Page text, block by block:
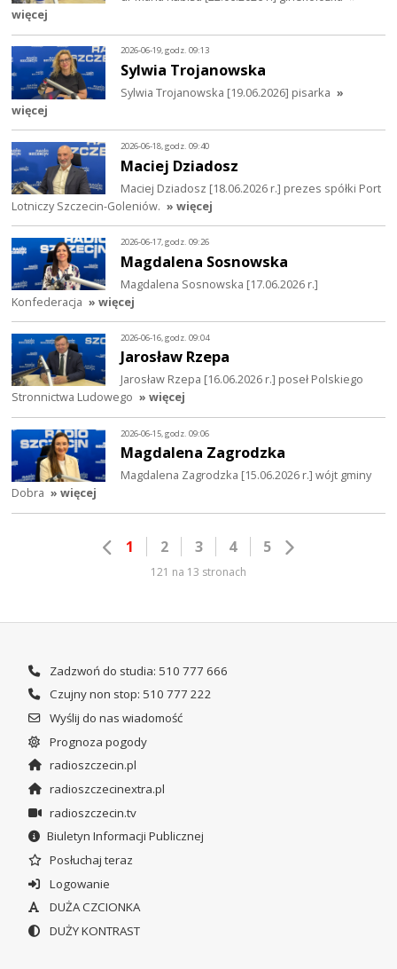
więcej
2026-06-19, godz. 09:13
Sylwia Trojanowska
Sylwia Trojanowska [19.06.2026] pisarka »
więcej
2026-06-18, godz. 09:40
Maciej Dziadosz
Maciej Dziadosz [18.06.2026 r.] prezes spółki Port
Lotniczy Szczecin-Goleniów. » więcej
2026-06-17, godz. 09:26
Magdalena Sosnowska
Magdalena Sosnowska [17.06.2026 r.]
Konfederacja » więcej
2026-06-16, godz. 09:04
Jarosław Rzepa
Jarosław Rzepa [16.06.2026 r.] poseł Polskiego
Stronnictwa Ludowego » więcej
2026-06-15, godz. 09:06
Magdalena Zagrodzka
Magdalena Zagrodzka [15.06.2026 r.] wójt gminy
Dobra » więcej
1 2 3 4 5
121 na 13 stronach
Zadzwoń do studia: 510 777 666
Czujny non stop: 510 777 222
Wyślij do nas wiadomość
Prognoza pogody
radioszczecin.pl
radioszczecinextra.pl
radioszczecin.tv
Biuletyn Informacji Publicznej
Posłuchaj teraz
Logowanie
DUŻA CZCIONKA
DUŻY KONTRAST